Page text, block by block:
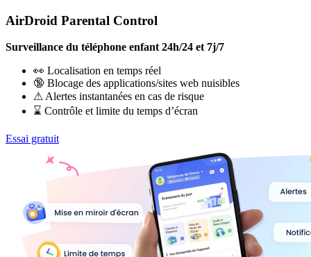
AirDroid Parental Control
Surveillance du téléphone enfant 24h/24 et 7j/7
👀 Localisation en temps réel
🔞 Blocage des applications/sites web nuisibles
⚠ Alertes instantanées en cas de risque
⌛ Contrôle et limite du temps d’écran
Essai gratuit